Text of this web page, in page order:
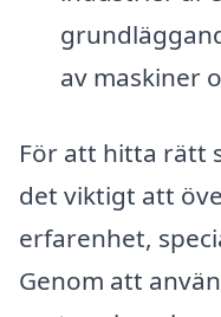
av maskiner
För att hitta rätt
det viktigt att
erfarenhet,
Genom att